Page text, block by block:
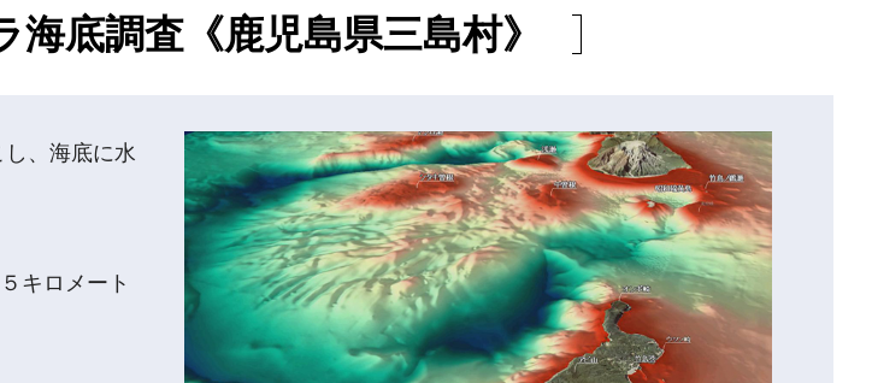
底調査《鹿児島県三島村》
、海底に水
キロメート